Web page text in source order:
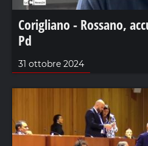
Corigliano - Rossano,
Pd
31 ottobre 2024